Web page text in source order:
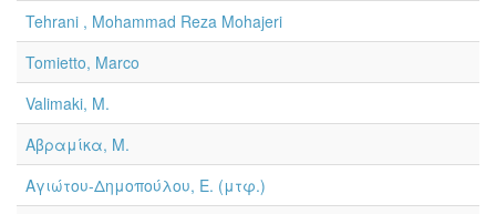
Tehrani , Mohammad Reza Mohajeri
Tomietto, Marco
Valimaki, M.
Αβραμίκα, Μ.
Αγιώτου-Δημοπούλου, Ε. (μτφ.)